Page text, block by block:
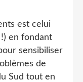
est celui
en fondant
sensibiliser
de
Sud tout en